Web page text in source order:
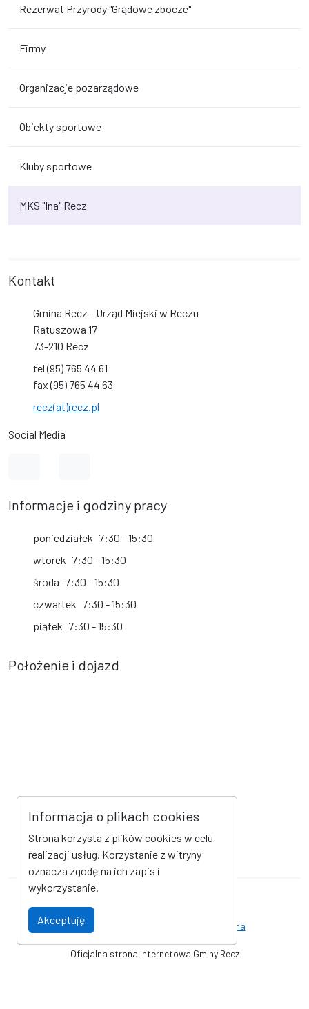
Rezerwat Przyrody "Grądowe zbocze"
Firmy
Organizacje pozarządowe
Obiekty sportowe
Kluby sportowe
MKS "Ina" Recz
Kontakt
Gmina Recz - Urząd Miejski w Reczu
Ratuszowa 17
73-210 Recz
tel (95) 765 44 61
fax (95) 765 44 63
recz(at)recz.pl
Social Media
Informacje i godziny pracy
poniedziałek 7:30 - 15:30
wtorek 7:30 - 15:30
środa 7:30 - 15:30
czwartek 7:30 - 15:30
piątek 7:30 - 15:30
Położenie i dojazd
Oficjalna strona internetowa Gminy Recz
Deklaracja dostępności Strona archiwalna
Informacja o plikach cookies
Strona korzysta z plików cookies w celu
realizacji usług. Korzystanie z witryny
oznacza zgodę na ich zapis i
wykorzystanie.
Akceptuję